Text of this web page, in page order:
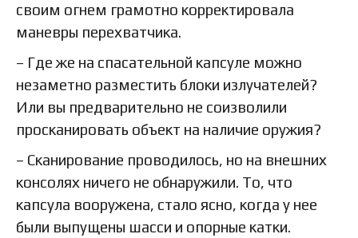
своим огнем грамотно корректировала
маневры перехватчика.
– Где же на спасательной капсуле можно
незаметно разместить блоки излучателей?
Или вы предварительно не соизволили
просканировать объект на наличие оружия?
– Сканирование проводилось, но на внешних
консолях ничего не обнаружили. То, что
капсула вооружена, стало ясно, когда у нее
были выпущены шасси и опорные катки.